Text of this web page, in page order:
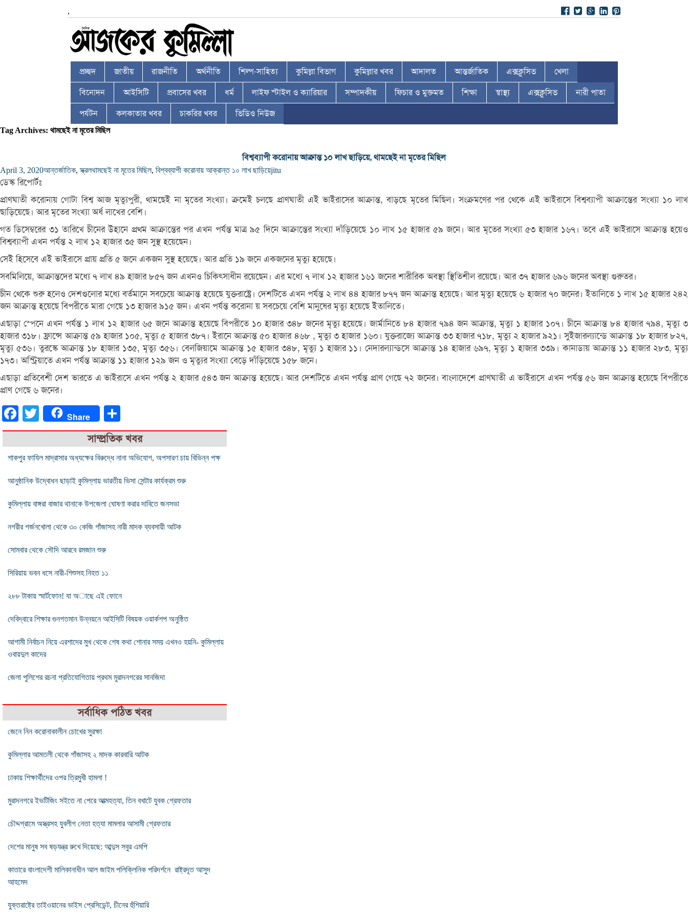
,
প্রচ্ছদ জাতীয় রাজনীতি অর্থনীতি শিল্প-সাহিত্য কুমিল্লা বিভাগ কুমিল্লার খবর আদালত আন্তর্জাতিক এক্সক্লুসিভ খেলা
বিনোদন আইসিটি প্রবাসের খবর ধর্ম লাইফ স্টাইল ও ক্যারিয়ার সম্পাদকীয় ফিচার ও মুক্তমত শিক্ষা স্বাস্থ্য এক্সক্লুসিভ নারী পাতা
পর্যটন কলকাতার খবর চাকরির খবর ভিডিও নিউজ
Tag Archives: থামছেই না মৃতের মিছিল
বিশ্বব্যাপী করোনায় আক্রান্ত ১০ লাখ ছাড়িয়ে, থামছেই না মৃতের মিছিল
April 3, 2020আন্তর্জাতিক,স্ক্রলথামছেই না মৃতের মিছিল, বিশ্বব্যাপী করোনায় আক্রান্ত ১০ লাখ ছাড়িয়েjitu
ডেস্ক রিপোর্টঃ
প্রাণঘাতী করোনায় গোটা বিশ্ব আজ মৃত্যুপুরী, থামছেই না মৃতের সংখ্যা। ক্রমেই চলছে প্রাণঘাতী এই ভাইরাসের আক্রান্ত, বাড়ছে মৃতের মিছিল। সংক্রমণের পর থেকে এই ভাইরাসে বিশ্বব্যাপী আক্রান্তের সংখ্যা ১০ লাখ
ছাড়িয়েছে। আর মৃতের সংখ্যা অর্ধ লাখের বেশি।
গত ডিসেম্বরের ৩১ তারিখে চীনের উহানে প্রথম আক্রান্তের পর এখন পর্যন্ত মাত্র ৯৫ দিনে আক্রান্তের সংখ্যা দাঁড়িয়েছে ১০ লাখ ১৫ হাজার ৫৯ জনে। আর মৃতের সংখ্যা ৫৩ হাজার ১৬৭। তবে এই ভাইরাসে আক্রান্ত হয়েও
বিশ্বব্যাপী এখন পর্যন্ত ২ লাখ ১২ হাজার ৩৫ জন সুস্থ হয়েছেন।
সেই হিসেবে এই ভাইরাসে প্রায় প্রতি ৫ জনে একজন সুস্থ হয়েছে। আর প্রতি ১৯ জনে একজনের মৃত্যু হয়েছে।
সবমিলিয়ে, আক্রান্তদের মধ্যে ৭ লাখ ৪৯ হাজার ৮৫৭ জন এখনও চিকিৎসাধীন রয়েছেন। এর মধ্যে ৭ লাখ ১২ হাজার ১৬১ জনের শারীরিক অবস্থা স্থিতিশীল রয়েছে। আর ৩৭ হাজার ৬৯৬ জনের অবস্থা গুরুতর।
চীন থেকে শুরু হলেও দেশগুলোর মধ্যে বর্তমানে সবচেয়ে আক্রান্ত হয়েছে যুক্তরাষ্ট্রে। দেশটিতে এখন পর্যন্ত ২ লাখ ৪৪ হাজার ৮৭৭ জন আক্রান্ত হয়েছে। আর মৃত্যু হয়েছে ৬ হাজার ৭০ জনের। ইতালিতে ১ লাখ ১৫ হাজার ২৪২
জন আক্রান্ত হয়েছে বিপরীতে মারা গেছে ১৩ হাজার ৯১৫ জন। এখন পর্যন্ত করোনা য় সবচেয়ে বেশি মানুষের মৃত্যু হয়েছে ইতালিতে।
এছাড়া স্পেনে এখন পর্যন্ত ১ লাখ ১২ হাজার ৬৫ জনে আক্রান্ত হয়েছে বিপরীতে ১০ হাজার ৩৪৮ জনের মৃত্যু হয়েছে। জার্মানিতে ৮৪ হাজার ৭৯৪ জন আক্রান্ত, মৃত্যু ১ হাজার ১০৭। চীনে আক্রান্ত ৮৪ হাজার ৭৯৪, মৃত্যু ৩
হাজার ৩১৮। ফ্রান্সে আক্রান্ত ৫৯ হাজার ১০৫, মৃত্যু ৫ হাজার ৩৮৭। ইরানে আক্রান্ত ৫০ হাজার ৪৬৮ , মৃত্যু ৩ হাজার ১৬০। যুক্তরাজ্যে আক্রান্ত ৩৩ হাজার ৭১৮, মৃত্যু ২ হাজার ৯২১। সুইজারল্যান্ডে আক্রান্ত ১৮ হাজার ৮২৭,
মৃত্যু ৫৩৬। তুরস্কে আক্রান্ত ১৮ হাজার ১৩৫, মৃত্যু ৩৫৬। বেলজিয়ামে আক্রান্ত ১৫ হাজার ৩৪৮, মৃত্যু ১ হাজার ১১। নেদারল্যান্ডসে আক্রান্ত ১৪ হাজার ৬৯৭, মৃত্যু ১ হাজার ৩৩৯। কানাডায় আক্রান্ত ১১ হাজার ২৮৩, মৃত্যু
১৭৩। অস্ট্রিয়াতে এখন পর্যন্ত আক্রান্ত ১১ হাজার ১২৯ জন ও মৃত্যুর সংখ্যা বেড়ে দাঁড়িয়েছে ১৫৮ জনে।
এছাড়া প্রতিবেশী দেশ ভারতে এ ভাইরাসে এখন পর্যন্ত ২ হাজার ৫৪৩ জন আক্রান্ত হয়েছে। আর দেশটিতে এখন পর্যন্ত প্রাণ গেছে ৭২ জনের। বাংলাদেশে প্রাণঘাতী এ ভাইরাসে এখন পর্যন্ত ৫৬ জন আক্রান্ত হয়েছে বিপরীতে
প্রাণ গেছে ৬ জনের।
FacebookTwitter Share
সাম্প্রতিক খবর
শাকপুর ফাযিল মাদ্রাসার অধ্যক্ষের বিরুদ্ধে নানা অভিযোগ, অপসারণ চায় বিভিন্ন পক্ষ
আনুষ্ঠানিক উদ্বোধন ছাড়াই কুমিল্লায় ভারতীয় ভিসা সেন্টার কার্যক্রম শুরু
কুমিল্লায় বাঙ্গরা বাজার থানাকে উপজেলা ঘোষণা করার দাবিতে জনসভা
নগরীর গর্জনখোলা থেকে ৩০ কেজি গাঁজাসহ নারী মাদক ব্যবসায়ী আটক
সোমবার থেকে সৌদি আরবে রমজান শুরু
সিরিয়ায় ভবন ধসে নারী-শিশুসহ নিহত ১১
২৮৮ টাকায় স্মার্টফোন! যা অাছে এই ফােনে
দেবিদ্বারে শিক্ষার গুনগতমান উন্নয়নে আইসিটি বিষয়ক ওয়ার্কশপ অনুষ্ঠিত
আগামী নির্বাচন নিয়ে এরশাদের মুখ থেকে শেষ কথা শোনার সময় এখনও হয়নি- কুমিল্লায়
ওবায়দুল কাদের
জেলা পুলিশের রচনা প্রতিযোগিতায় প্রথম মুরাদনগরের সানজিদা
সর্বাধিক পঠিত খবর
জেনে নিন করোনাকালীন চোখের সুরক্ষা
কুমিল্লার আমতলী থেকে গাঁজাসহ ২ মাদক কারবারি আটক
ঢাকায় শিক্ষার্থীদের ওপর ত্রিমুখী হামলা !
মুরাদনগরে ইভটিজিং সইতে না পেরে আত্মহত্যা, তিন বখাটে যুবক গ্রেফতার
চৌদ্দগ্রামে অস্ত্রসহ যুবলীগ নেতা হত্যা মামলার আসামী গ্রেফতার
দেশের মানুষ সব ষড়যন্ত্র রুখে দিয়েছে: আব্দুস সবুর এমপি
কাতারে বাংলাদেশী মালিকানাধীন আল জাইম পলিক্লিনিক পরিদর্শনে রাষ্ট্রদূত আসুদ
আহমেদ
যুক্তরাষ্ট্রে তাইওয়ানের ভাইস প্রেসিডেন্ট, চীনের হুঁশিয়ারি